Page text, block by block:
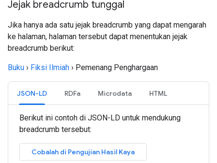
Jejak breadcrumb tunggal
Jika hanya ada satu jejak breadcrumb yang dapat mengarah
ke halaman, halaman tersebut dapat menentukan jejak
breadcrumb berikut:
Buku › Fiksi Ilmiah › Pemenang Penghargaan
JSON-LD RDFa Microdata HTML
Berikut ini contoh di JSON-LD untuk mendukung
breadcrumb tersebut: